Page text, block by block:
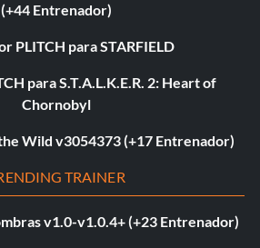
(+44 Entrenador)
PLITCH para STARFIELD
para S.T.A.L.K.E.R. 2: Heart of
Chornobyl
Wild v3054373 (+17 Entrenador)
TRAINER
v1.0-v1.0.4+ (+23 Entrenador)